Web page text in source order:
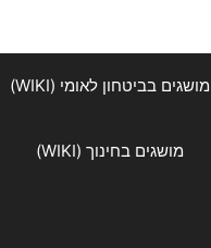
מושגים בביטחון לאומי (WIKI)
מושגים בחינוך (WIKI)